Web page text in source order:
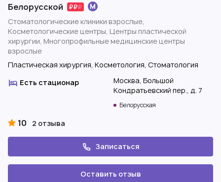
Белорусской
Стоматологические клиники взрослые,
Косметологические центры, Центры пластической
хирургии, Многопрофильные медицинские центры
взрослые
Пластическая хирургия, Косметология, Стоматология
Есть стационар
Москва, Большой
Кондратьевский пер., д. 7
Белорусская
10 2 отзыва
Записаться
Оставить отзыв